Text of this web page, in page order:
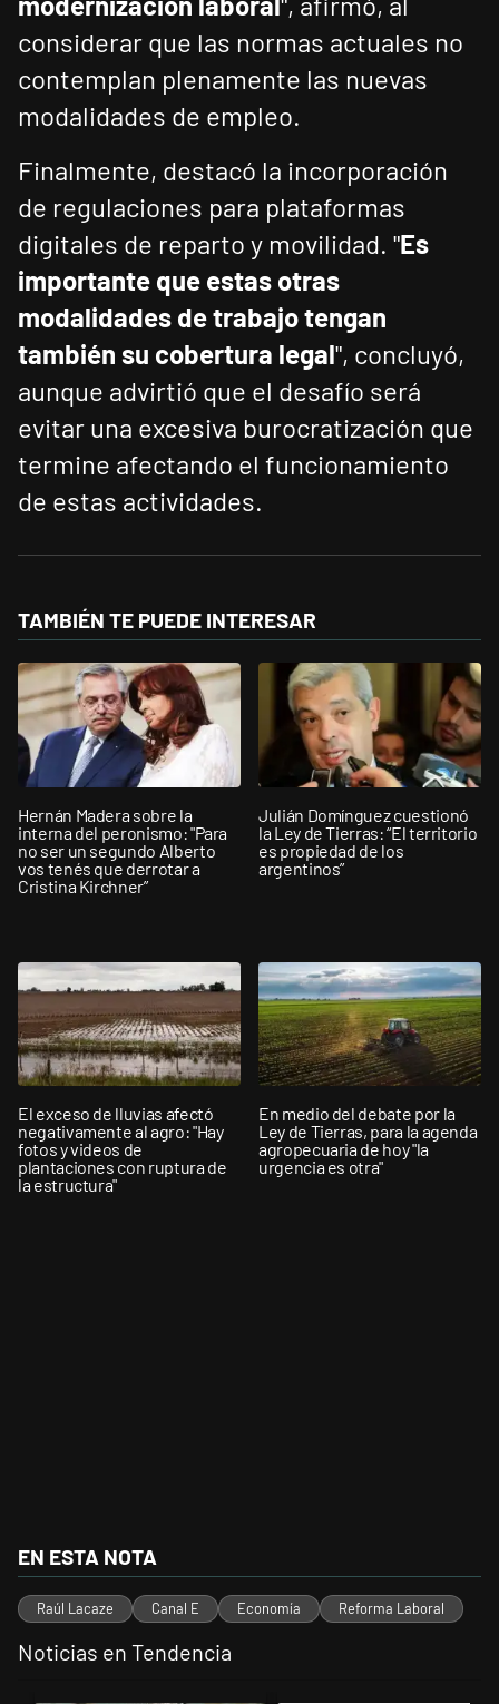
considerar que las normas actuales no
contemplan plenamente las nuevas
modalidades de empleo.
Finalmente, destacó la incorporación
de regulaciones para plataformas
digitales de reparto y movilidad. "Es
importante que estas otras
modalidades de trabajo tengan
también su cobertura legal", concluyó,
aunque advirtió que el desafío será
evitar una excesiva burocratización que
termine afectando el funcionamiento
de estas actividades.
TAMBIÉN TE PUEDE INTERESAR
Hernán Madera sobre la
interna del peronismo: "Para
no ser un segundo Alberto
vos tenés que derrotar a
Cristina Kirchner”
Julián Domínguez cuestionó
la Ley de Tierras: “El territorio
es propiedad de los
argentinos”
El exceso de lluvias afectó
negativamente al agro: "Hay
fotos y videos de
plantaciones con ruptura de
la estructura"
En medio del debate por la
Ley de Tierras, para la agenda
agropecuaria de hoy "la
urgencia es otra"
EN ESTA NOTA
Raúl Lacaze Canal E Economía Reforma Laboral
Noticias en Tendencia